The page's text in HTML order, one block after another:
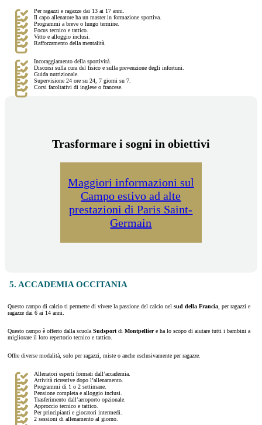
Per ragazzi e ragazze dai 13 ai 17 anni.
Il capo allenatore ha un master in formazione sportiva.
Programmi a breve o lungo termine.
Focus tecnico e tattico.
Vitto e alloggio inclusi.
Rafforzamento della mentalità.
Incoraggiamento della sportività.
Discorsi sulla cura del fisico e sulla prevenzione degli infortuni.
Guida nutrizionale.
Supervisione 24 ore su 24, 7 giorni su 7.
Corsi facoltativi di inglese o francese.
Trasformare i sogni in obiettivi
Maggiori informazioni sul
Campo estivo ad alte
prestazioni di Paris Saint-
Germain
5. ACCADEMIA OCCITANIA
Questo campo di calcio ti permette di vivere la passione del calcio nel sud della Francia , per ragazzi e
ragazze dai 6 ai 14 anni.
Questo campo è offerto dalla scuola Sudsport di Montpelliere ha lo scopo di aiutare tutti i bambini a
migliorare il loro repertorio tecnico e tattico.
Offre diverse modalità, solo per ragazzi, miste o anche esclusivamente per ragazze.
Allenatori esperti formati dall’accademia.
Attività ricreative dopo l’allenamento.
Programmi di 1 o 2 settimane.
Pensione completa e alloggio inclusi.
Trasferimento dall’aeroporto opzionale.
Approccio tecnico e tattico.
Per principianti e giocatori intermedi.
2 sessioni di allenamento al giorno.